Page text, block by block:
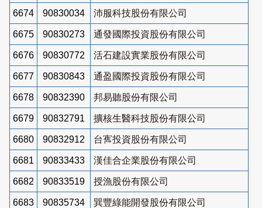
6674 90830034 沛服科技股份有限公司
6675 90830273 通發國際投資股份有限公司
6676 90830772 活石建設實業股份有限公司
6677 90830843 通盈國際投資股份有限公司
6678 90832390 邦易聽股份有限公司
6679 90832791 擴核生醫科技股份有限公司
6680 90832912 台寯投資股份有限公司
6681 90833433 漢佳合企業股份有限公司
6682 90833519 授漁股份有限公司
6683 90835734 巽豐綠能開發股份有限公司